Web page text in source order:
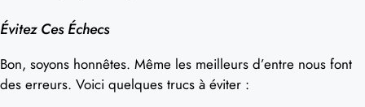
Évitez Ces Échecs
Bon, soyons honnêtes. Même les meilleurs d’entre nous font
des erreurs. Voici quelques trucs à éviter :